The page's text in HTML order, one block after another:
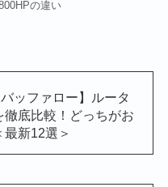
の違い
バッファロー】ルータ
徹底比較！どっちがお
新12選＞